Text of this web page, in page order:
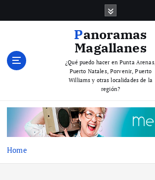
Panoramas
Magallanes
¿Qué puedo hacer en Punta Arenas,
Puerto Natales, Porvenir, Puerto
Williams y otras localidades de la
región?
Home